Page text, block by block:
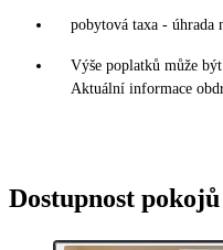
pobytová taxa - úhrada
Výše poplatků může
Aktuální informace
Dostupnost pokojů